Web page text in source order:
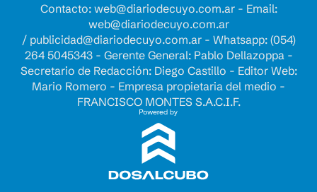
Contacto: web@diariodecuyo.com.ar- Email:
web@diariodecuyo.com.ar
/ publicidad@diariodecuyo.com.ar- Whatsapp: (054)
264 5045343 - Gerente General: Pablo Dellazoppa -
Secretario de Redacción: Diego Castillo - Editor Web:
Mario Romero - Empresa propietaria del medio -
FRANCISCO MONTES S.A.C.I.F.